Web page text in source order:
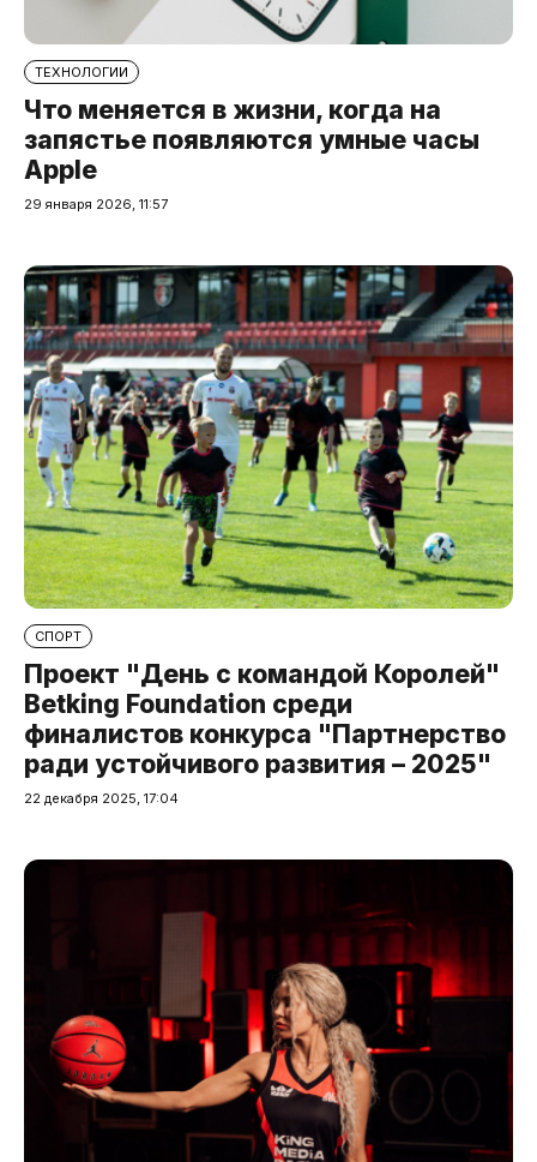
ТЕХНОЛОГИИ
Что меняется в жизни, когда на
запястье появляются умные часы
Apple
29 января 2026, 11:57
СПОРТ
Проект "День с командой Королей"
Betking Foundation среди
финалистов конкурса "Партнерство
ради устойчивого развития – 2025"
22 декабря 2025, 17:04